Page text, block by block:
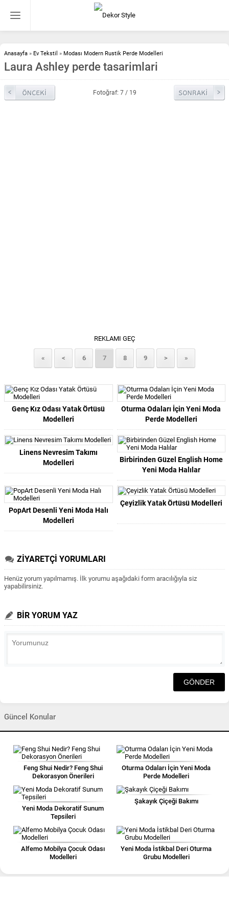
Anasayfa » Ev Tekstil » Modası Modern Rustik Perde Modelleri
Laura Ashley perde tasarimlari
Fotoğraf: 7 / 19
REKLAMI GEÇ
« < 6 7 8 9 > »
Genç Kız Odası Yatak Örtüsü
Modelleri
Oturma Odaları İçin Yeni Moda
Perde Modelleri
Linens Nevresim Takımı
Modelleri
Birbirinden Güzel English Home
Yeni Moda Halılar
PopArt Desenli Yeni Moda Halı
Modelleri
Çeyizlik Yatak Örtüsü Modelleri
ZİYARETÇİ YORUMLARI
Henüz yorum yapılmamış. İlk yorumu aşağıdaki form aracılığıyla siz
yapabilirsiniz.
BİR YORUM YAZ
Güncel Konular
Feng Shui Nedir? Feng Shui
Dekorasyon Önerileri
Oturma Odaları İçin Yeni Moda
Perde Modelleri
Yeni Moda Dekoratif Sunum
Tepsileri
Şakayık Çiçeği Bakımı
Alfemo Mobilya Çocuk Odası
Modelleri
Yeni Moda İstikbal Deri Oturma
Grubu Modelleri